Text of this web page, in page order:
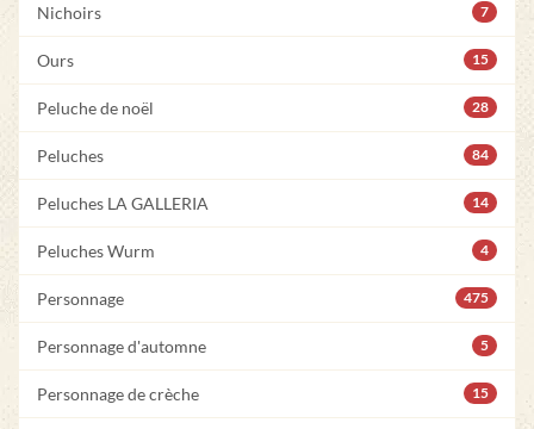
Nichoirs 7
Ours 15
Peluche de noël 28
Peluches 84
Peluches LA GALLERIA 14
Peluches Wurm 4
Personnage 475
Personnage d'automne 5
Personnage de crèche 15